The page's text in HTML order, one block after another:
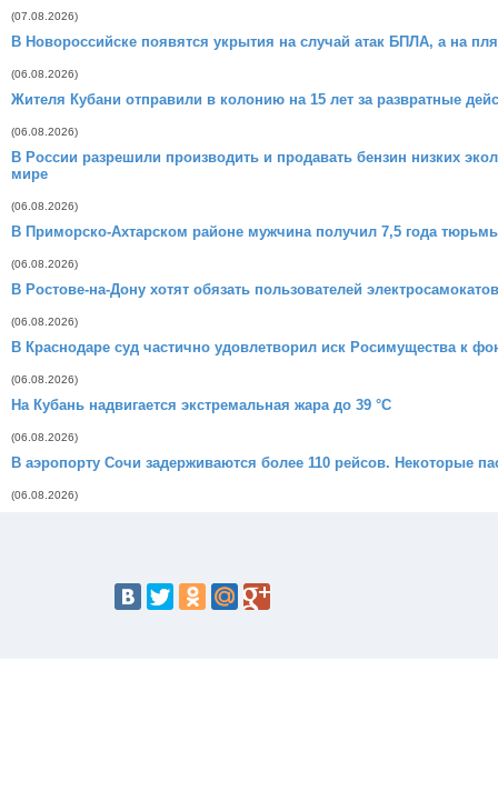
(07.08.2026)
В Новороссийске появятся укрытия на случай атак БПЛА, а на
(06.08.2026)
Жителя Кубани отправили в колонию на 15 лет за развратные
(06.08.2026)
В России разрешили производить и продавать бензин низких
мире
(06.08.2026)
В Приморско-Ахтарском районе мужчина получил 7,5 года
(06.08.2026)
В Ростове-на-Дону хотят обязать пользователей
(06.08.2026)
В Краснодаре суд частично удовлетворил иск Росимущества к
(06.08.2026)
На Кубань надвигается экстремальная жара до 39 °C
(06.08.2026)
В аэропорту Сочи задерживаются более 110 рейсов. Некоторые
(06.08.2026)